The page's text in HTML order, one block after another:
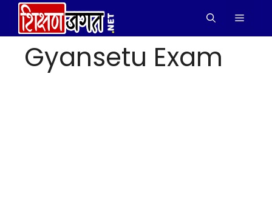
content
Menu
Gyansetu Exam